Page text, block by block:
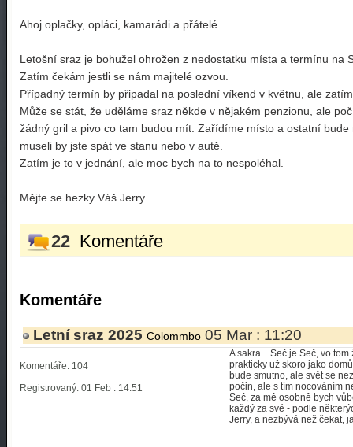
Ahoj oplačky, opláci, kamarádi a přátelé.
Letošní sraz je bohužel ohrožen z nedostatku místa a termínu na
Zatím čekám jestli se nám majitelé ozvou.
Případný termín by připadal na poslední víkend v květnu, ale
Může se stát, že uděláme sraz někde v nějakém penzionu, ale
žádný gril a pivo co tam budou mít. Zařídíme místo a ostatní
museli by jste spát ve stanu nebo v autě.
Zatím je to v jednání, ale moc bych na to nespoléhal.
Mějte se hezky Váš Jerry
22 Komentáře
Komentáře
Letní sraz 2025 Colommbo 05 Mar : 11:20
Komentáře: 104
Registrovaný: 01 Feb : 14:51
A sakra... Seč je Seč, vo
prakticky už skoro jako
bude smutno, ale svět se
počin, ale s tím nocováním
Seč, za mě osobně bych
každý za své - podle
Jerry, a nezbývá než čekat,